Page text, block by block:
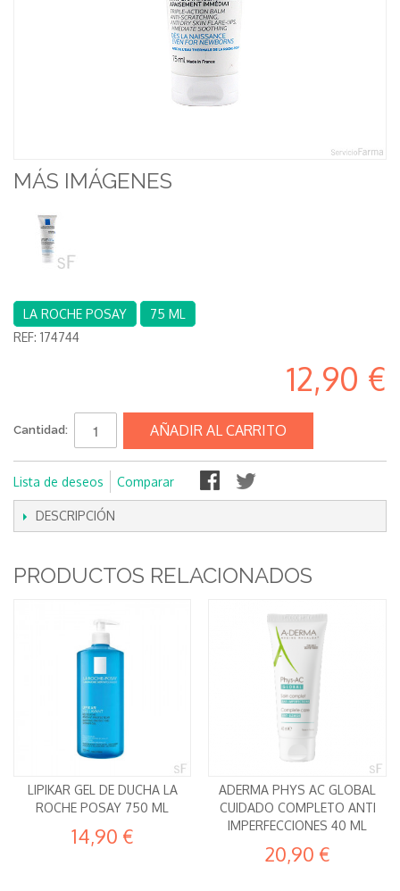
MÁS IMÁGENES
LA ROCHE POSAY
75 ML
REF: 174744
12,90 €
Cantidad: AÑADIR AL CARRITO
Lista de deseos Comparar
DESCRIPCIÓN
PRODUCTOS RELACIONADOS
LIPIKAR GEL DE DUCHA LA
ROCHE POSAY 750 ML
14,90 €
ADERMA PHYS AC GLOBAL
CUIDADO COMPLETO ANTI
IMPERFECCIONES 40 ML
20,90 €